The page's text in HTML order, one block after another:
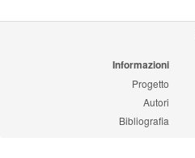
Informazioni
Progetto
Autori
Bibliografia